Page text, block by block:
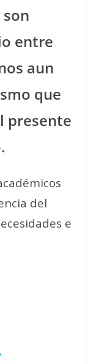
entre
aun
que
presente
del
e